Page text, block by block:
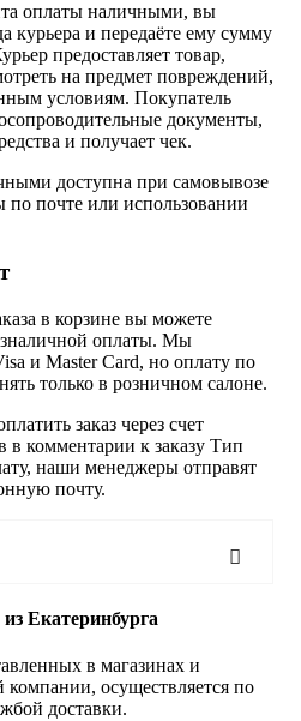
оплаты наличными, вы
курьера и передаёте ему сумму
предоставляет товар,
на предмет повреждений,
условиям. Покупатель
документы,
и получает чек.
доступна при самовывозе
по почте или использовании
в корзине вы можете
оплаты. Мы
и Master Card, но оплату по
только в розничном салоне.
заказ через счет
в комментарии к заказу Тип
наши менеджеры отправят
почту.
Екатеринбурга
в магазинах и
компании, осуществляется по
доставки.